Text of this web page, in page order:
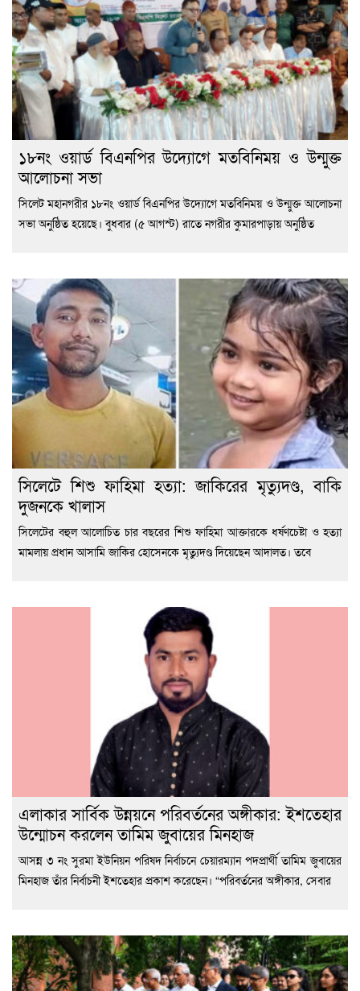
১৮নং ওয়ার্ড বিএনপির উদ্যোগে মতবিনিময় ও উন্মুক্ত
আলোচনা সভা
সিলেট মহানগরীর ১৮নং ওয়ার্ড বিএনপির উদ্যোগে মতবিনিময় ও উন্মুক্ত আলোচনা
সভা অনুষ্ঠিত হয়েছে। বুধবার (৫ আগস্ট) রাতে নগরীর কুমারপাড়ায় অনুষ্ঠিত
সিলেটে শিশু ফাহিমা হত্যা: জাকিরের মৃত্যুদণ্ড, বাকি
দুজনকে খালাস
সিলেটের বহুল আলোচিত চার বছরের শিশু ফাহিমা আক্তারকে ধর্ষণচেষ্টা ও হত্যা
মামলায় প্রধান আসামি জাকির হোসেনকে মৃত্যুদণ্ড দিয়েছেন আদালত। তবে
এলাকার সার্বিক উন্নয়নে পরিবর্তনের অঙ্গীকার: ইশতেহার
উন্মোচন করলেন তামিম জুবায়ের মিনহাজ
আসন্ন ৩ নং সুরমা ইউনিয়ন পরিষদ নির্বাচনে চেয়ারম্যান পদপ্রার্থী তামিম জুবায়ের
মিনহাজ তাঁর নির্বাচনী ইশতেহার প্রকাশ করেছেন। “পরিবর্তনের অঙ্গীকার, সেবার